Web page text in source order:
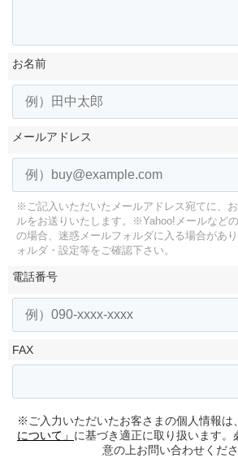
お名前
メールアドレス
※ご記入いただいたメールアドレス宛てに、
ルをお送りいたします。
※Yahoo!メールなど
の場合、迷惑メールフォルダに入る場合があり
ォルダ・設定等をご確認下さい。
電話番号
FAX
※ご入力いただいたお客さまの個人情報は、
について」 に基づき適正に取り扱います。
意の上お問い合わせくださ